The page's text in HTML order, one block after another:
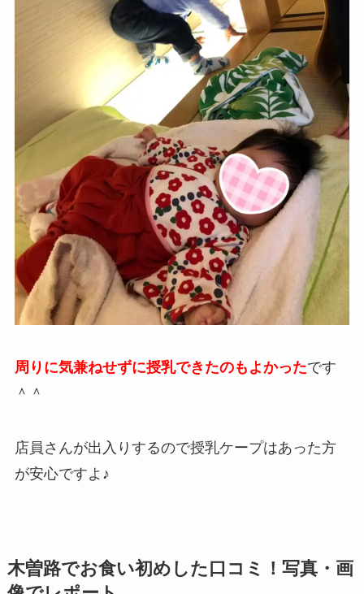
周りに気兼ねせずに授乳できたのもよかったです
＾＾
店員さんが出入りするので授乳ケープはあった方
が安心ですよ♪
木曽路でお食い初めした口コミ！写真・画